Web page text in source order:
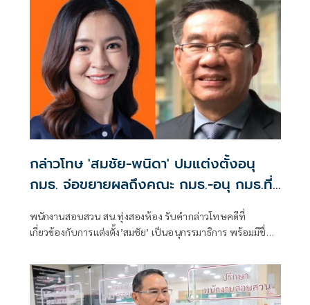
กล่าวโทษ 'สมชัย-พนิดา' ปมแต่งตั้งอนุ
กมธ. จ่อขยายผลถึงคณะ กมธ.-อนุ กมธ.ที่
พนักงานสอบสวน สน.ทุ่งสองห้อง รับคำกล่าวโทษคดีที่
เกี่ยวข้องกับการแต่งตั้ง’สมชัย’ เป็นอนุกรรมาธิการ พร้อมมีชื่อ
ระหว่างรวบรวมพยานหลักฐาน เพื่อดำเนินการเพิ่มเติมกับ
บุคคลที่เกี่ยวข้องทั้งคณะกรรมาธิการและคณะอนุกรรมาธิการ